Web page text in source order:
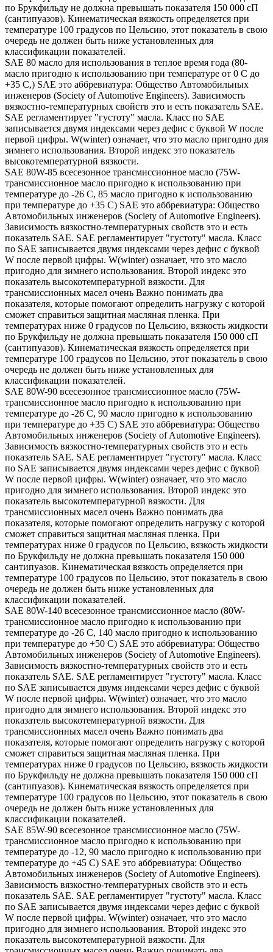
по Брукфильду не должна превышать показателя 150 000 сП
(сантипуазов). Кинематическая вязкость определяется при
температуре 100 градусов по Цельсию, этот показатель в свою
очередь не должен быть ниже установленных для
классификации показателей.
SAE 80 масло для использования в теплое время года (80-
масло пригодно к использованию при температуре от 0 С до
+35 С,) SAE это аббревиатура: Общество Автомобильных
инженеров (Society of Automotive Engineers). Зависимость
вязкостно-температурных свойств это и есть показатель SAE.
SAE регламентирует "густоту" масла. Класс по SAE
записывается двумя индексами через дефис с буквой W после
первой цифры. W(winter) означает, что это масло пригодно для
зимнего использования. Второй индекс это показатель
высокотемпературной вязкости.
SAE 80W-85 всесезонное трансмиссионное масло (75W-
трансмиссионное масло пригодно к использованию при
температуре до -26 С, 85 масло пригодно к использованию
при температуре до +35 С) SAE это аббревиатура: Общество
Автомобильных инженеров (Society of Automotive Engineers).
Зависимость вязкостно-температурных свойств это и есть
показатель SAE. SAE регламентирует "густоту" масла. Класс
по SAE записывается двумя индексами через дефис с буквой
W после первой цифры. W(winter) означает, что это масло
пригодно для зимнего использования. Второй индекс это
показатель высокотемпературной вязкости. Для
трансмиссионных масел очень Важно понимать два
показателя, которые помогают определить нагрузку с которой
сможет справиться защитная масляная пленка. При
температурах ниже 0 градусов по Цельсию, вязкость жидкости
по Брукфильду не должна превышать показателя 150 000 сП
(сантипуазов). Кинематическая вязкость определяется при
температуре 100 градусов по Цельсию, этот показатель в свою
очередь не должен быть ниже установленных для
классификации показателей.
SAE 80W-90 всесезонное трансмиссионное масло (75W-
трансмиссионное масло пригодно к использованию при
температуре до -26 С, 90 масло пригодно к использованию
при температуре до +35 С) SAE это аббревиатура: Общество
Автомобильных инженеров (Society of Automotive Engineers).
Зависимость вязкостно-температурных свойств это и есть
показатель SAE. SAE регламентирует "густоту" масла. Класс
по SAE записывается двумя индексами через дефис с буквой
W после первой цифры. W(winter) означает, что это масло
пригодно для зимнего использования. Второй индекс это
показатель высокотемпературной вязкости. Для
трансмиссионных масел очень Важно понимать два
показателя, которые помогают определить нагрузку с которой
сможет справиться защитная масляная пленка. При
температурах ниже 0 градусов по Цельсию, вязкость жидкости
по Брукфильду не должна превышать показателя 150 000
сантипуазов. Кинематическая вязкость определяется при
температуре 100 градусов по Цельсию, этот показатель в свою
очередь не должен быть ниже установленных для
классификации показателей.
SAE 80W-140 всесезонное трансмиссионное масло (80W-
трансмиссионное масло пригодно к использованию при
температуре до -26 С, 140 масло пригодно к использованию
при температуре до +50 С) SAE это аббревиатура: Общество
Автомобильных инженеров (Society of Automotive Engineers).
Зависимость вязкостно-температурных свойств это и есть
показатель SAE. SAE регламентирует "густоту" масла. Класс
по SAE записывается двумя индексами через дефис с буквой
W после первой цифры. W(winter) означает, что это масло
пригодно для зимнего использования. Второй индекс это
показатель высокотемпературной вязкости. Для
трансмиссионных масел очень Важно понимать два
показателя, которые помогают определить нагрузку с которой
сможет справиться защитная масляная пленка. При
температурах ниже 0 градусов по Цельсию, вязкость жидкости
по Брукфильду не должна превышать показателя 150 000 сП
(сантипуазов). Кинематическая вязкость определяется при
температуре 100 градусов по Цельсию, этот показатель в свою
очередь не должен быть ниже установленных для
классификации показателей.
SAE 85W-90 всесезонное трансмиссионное масло (75W-
трансмиссионное масло пригодно к использованию при
температуре до -12, 90 масло пригодно к использованию при
температуре до +45 С) SAE это аббревиатура: Общество
Автомобильных инженеров (Society of Automotive Engineers).
Зависимость вязкостно-температурных свойств это и есть
показатель SAE. SAE регламентирует "густоту" масла. Класс
по SAE записывается двумя индексами через дефис с буквой
W после первой цифры. W(winter) означает, что это масло
пригодно для зимнего использования. Второй индекс это
показатель высокотемпературной вязкости. Для